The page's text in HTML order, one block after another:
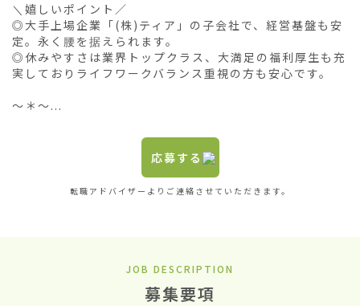
＼嬉しいポイント／
◎大手上場企業「(株)ティア」の子会社で、経営基盤も安
定。永く腰を据えられます。
◎休みやすさは業界トップクラス、大満足の福利厚生も充
実しておりライフワークバランス重視の方も安心です。
～＊～...
応募する
転職アドバイザーよりご連絡させていただきます。
JOB DESCRIPTION
募集要項